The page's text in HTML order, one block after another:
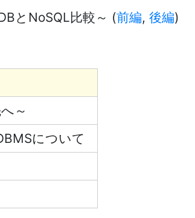
とNoSQL比較～ (前編, 後編)
～
について